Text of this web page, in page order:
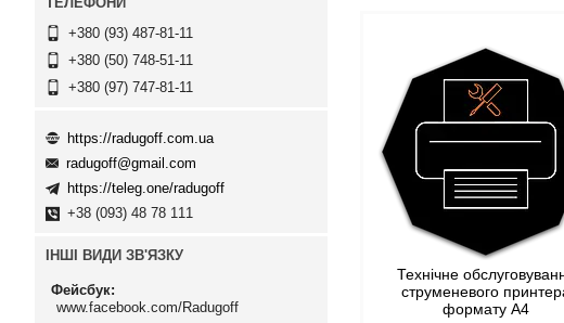
Технічне
струменевого
формату А4
+380 (93) 487-81-11
+380 (50) 748-51-11
+380 (97) 747-81-11
https://radugoff.com.ua
radugoff@gmail.com
https://teleg.one/radugoff
+38 (093) 48 78 111
ІНШІ ВИДИ ЗВ'ЯЗКУ
Фейсбук
www.facebook.com/Radugoff